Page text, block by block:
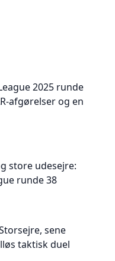
2025 runde
afgørelser og en
store udesejre:
runde 38
sene
taktisk duel